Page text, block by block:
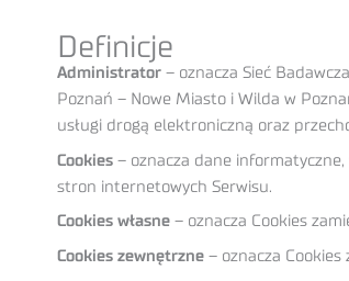
Definicje
Administrator – oznacza Sieć
Poznań – Nowe Miasto i Wilda w
usługi drogą elektroniczną oraz
Cookies – oznacza dane
stron internetowych Serwisu.
Cookies własne – oznacza Cookies
Cookies zewnętrzne – oznacza